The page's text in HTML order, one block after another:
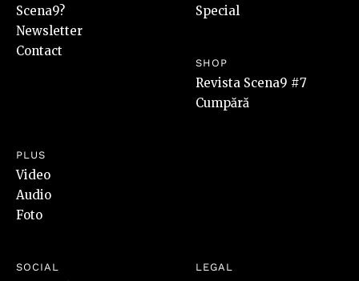
Scena9?
Newsletter
Contact
Special
SHOP
Revista Scena9 #7
Cumpără
PLUS
Video
Audio
Foto
SOCIAL LEGAL